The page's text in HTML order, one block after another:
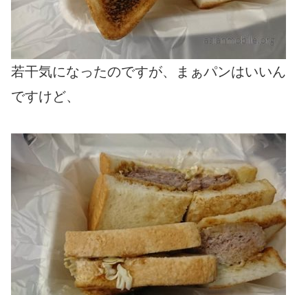
若干気になったのですが、まぁパンはいいん
ですけど、